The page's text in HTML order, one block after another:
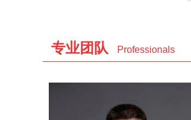
专业团队 Professionals